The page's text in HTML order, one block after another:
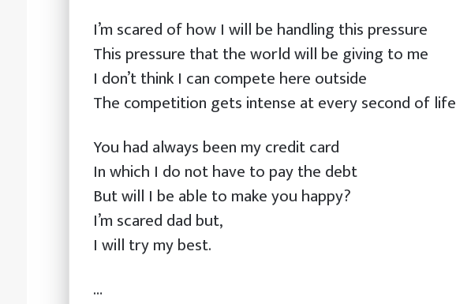
I’m scared of how I will be handling this pressure
This pressure that the world will be giving to me
I don’t think I can compete here outside
The competition gets intense at every second of life
You had always been my credit card
In which I do not have to pay the debt
But will I be able to make you happy?
I’m scared dad but,
I will try my best.
…